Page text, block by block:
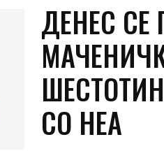
ДЕНЕС СЕ
СО НЕА